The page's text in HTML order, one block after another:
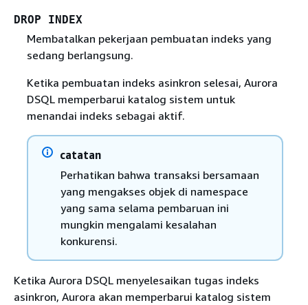
DROP INDEX
Membatalkan pekerjaan pembuatan indeks yang
sedang berlangsung.
Ketika pembuatan indeks asinkron selesai, Aurora
DSQL memperbarui katalog sistem untuk
menandai indeks sebagai aktif.
catatan
Perhatikan bahwa transaksi bersamaan
yang mengakses objek di namespace
yang sama selama pembaruan ini
mungkin mengalami kesalahan
konkurensi.
Ketika Aurora DSQL menyelesaikan tugas indeks
asinkron, Aurora akan memperbarui katalog sistem